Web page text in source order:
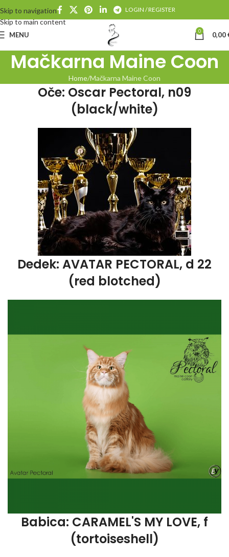
Skip to navigation
Skip to main content
LOGIN / REGISTER
MENU 0 0,00
Mačkarna Maine Coon
Home Mačkarna Maine Coon
Oče: Oscar Pectoral, n09
(black/white)
Dedek: AVATAR PECTORAL, d 22
(red blotched)
Babica: CARAMEL'S MY LOVE, f
(tortoiseshell)